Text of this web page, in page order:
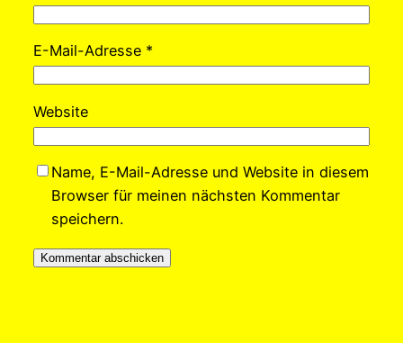
E-Mail-Adresse *
Website
Name, E-Mail-Adresse und Website in diesem
Browser für meinen nächsten Kommentar
speichern.